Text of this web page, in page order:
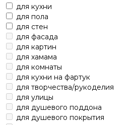
для кухни
для пола
для стен
для фасада
для картин
для хамама
для комнаты
для кухни на фартук
для творчества/рукоделия
для улицы
для душевого поддона
для душевого покрытия